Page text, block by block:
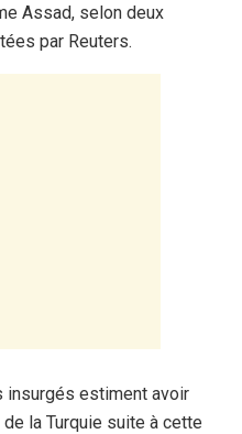
Assad, selon deux
par Reuters.
insurgés estiment avoir
la Turquie suite à cette